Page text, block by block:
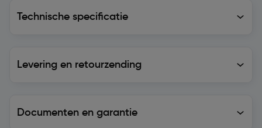
Technische specificatie
Levering en retourzending
Documenten en garantie